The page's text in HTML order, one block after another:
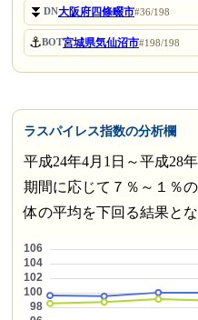
⏬DN大阪府四條畷市#36/198
⚓BOT宮城県気仙沼市#198/198
ラスパイレス指数の分析欄
平成24年4月1日～平成28
期間に応じて７％～１％
体の平均を下回る結果とな